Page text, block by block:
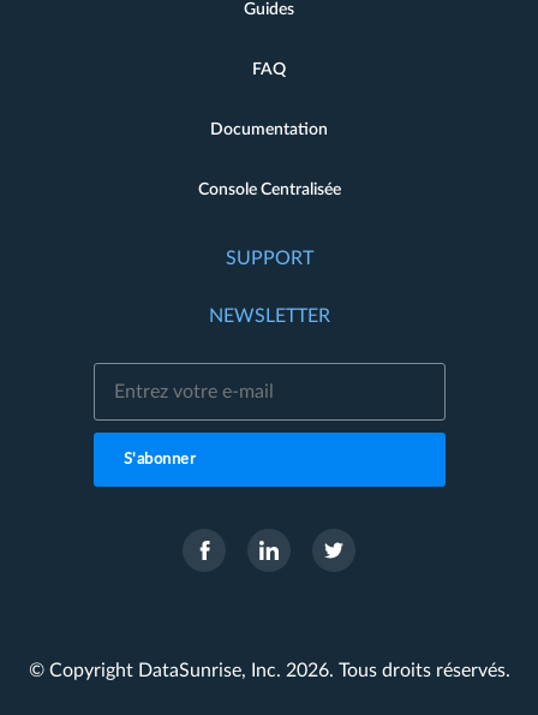
Guides
FAQ
Documentation
Console Centralisée
SUPPORT
NEWSLETTER
S'abonner
© Copyright DataSunrise, Inc. 2026. Tous droits réservés.